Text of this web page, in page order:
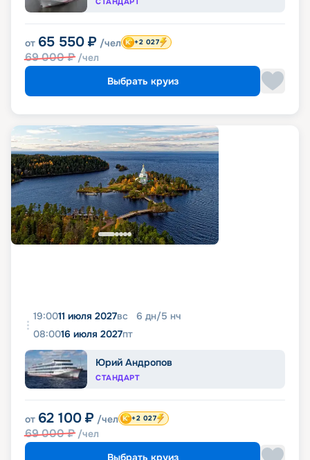
от 65 550 ₽ /чел
69 000₽ /чел
+2 027
Выбрать круиз
19:0011 июля 2027вс 6 дн/5 нч
08:0016 июля 2027пт
Юрий Андропов
СТАНДАРТ
от 62 100 ₽ /чел
69 000₽ /чел
+2 027
Выбрать круиз